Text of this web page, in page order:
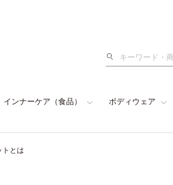
検
インナーケア（食品） ボディウェア
トとは